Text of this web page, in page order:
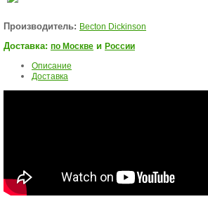
Производитель: Becton Dickinson
Доставка: по Москве и России
Описание
Доставка